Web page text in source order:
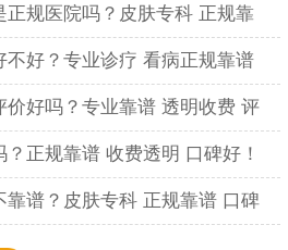
正规医院吗？皮肤专科 正规靠
不好？专业诊疗 看病正规靠谱
价好吗？专业靠谱 透明收费 评
正规靠谱 收费透明 口碑好！
靠谱？皮肤专科 正规靠谱 口碑